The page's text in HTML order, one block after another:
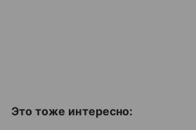
Это тоже интересно: